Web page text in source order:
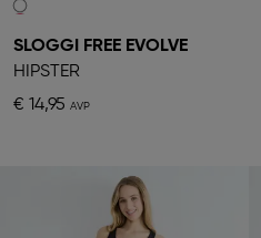
SLOGGI FREE EVOLVE
HIPSTER
€ 14,95